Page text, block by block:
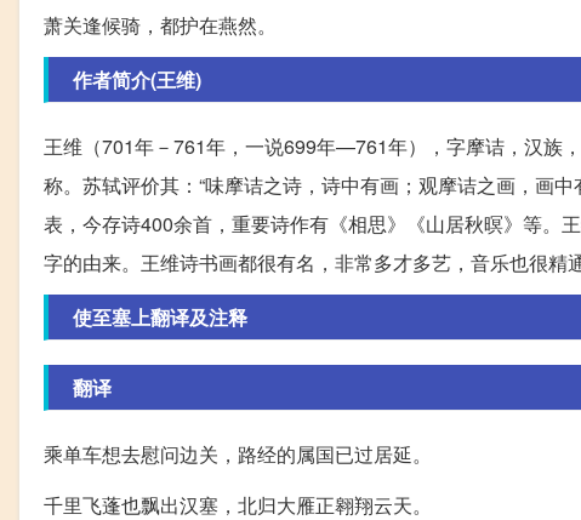
萧关逢候骑，都护在燕然。
作者简介(王维)
王维（701年－761年，一说699年—761年），字摩诘，汉族
称。苏轼评价其：“味摩诘之诗，诗中有画；观摩诘之画，画
表，今存诗400余首，重要诗作有《相思》《山居秋暝》等。
字的由来。王维诗书画都很有名，非常多才多艺，音乐也很精通
使至塞上翻译及注释
翻译
乘单车想去慰问边关，路经的属国已过居延。
千里飞蓬也飘出汉塞，北归大雁正翱翔云天。